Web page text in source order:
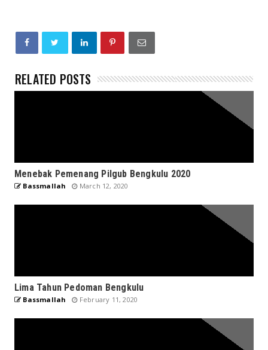
RELATED POSTS
Menebak Pemenang Pilgub Bengkulu 2020
Bassmallah March 12, 2020
Lima Tahun Pedoman Bengkulu
Bassmallah February 11, 2020